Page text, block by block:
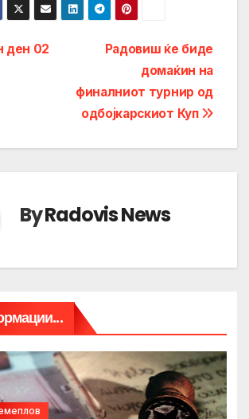
Радовиш ќе биде
домаќин на
финалниот турнир од
одбојкарскиот Куп
ден 02
ByRadovis News